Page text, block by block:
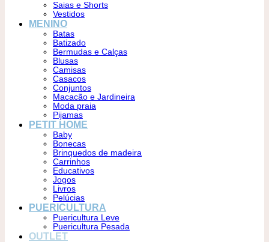
Saias e Shorts
Vestidos
MENINO
Batas
Batizado
Bermudas e Calças
Blusas
Camisas
Casacos
Conjuntos
Macacão e Jardineira
Moda praia
Pijamas
PETIT HOME
Baby
Bonecas
Brinquedos de madeira
Carrinhos
Educativos
Jogos
Livros
Pelúcias
PUERICULTURA
Puericultura Leve
Puericultura Pesada
OUTLET